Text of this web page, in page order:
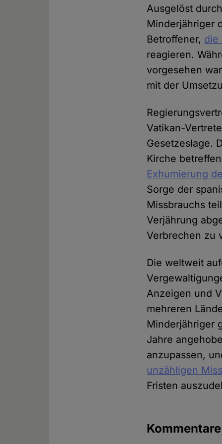
Ausgelöst
Minderjähriger
Betroffener, die
reagieren.
vorgesehen
mit der
Vatikan-
Gesetzeslage.
Kirche
Exhumierung
Sorge der
Missbrauchs
Verjährung
Verbrechen zu
Die weltweit
Anzeigen und
mehreren
Minderjähriger
Jahre
anzupassen,
unzähligen
Fristen
Kommentare